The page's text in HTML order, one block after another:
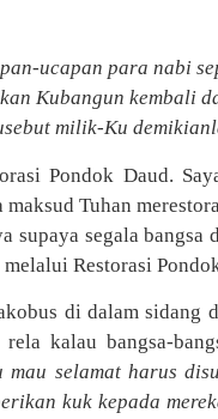
ucapan para nabi
Kubangun kembali
milik-Ku
Pondok Daud.
Tuhan
segala
Restorasi
di dalam sidang
kalau bangsa-
selamat harus
kuk kepada